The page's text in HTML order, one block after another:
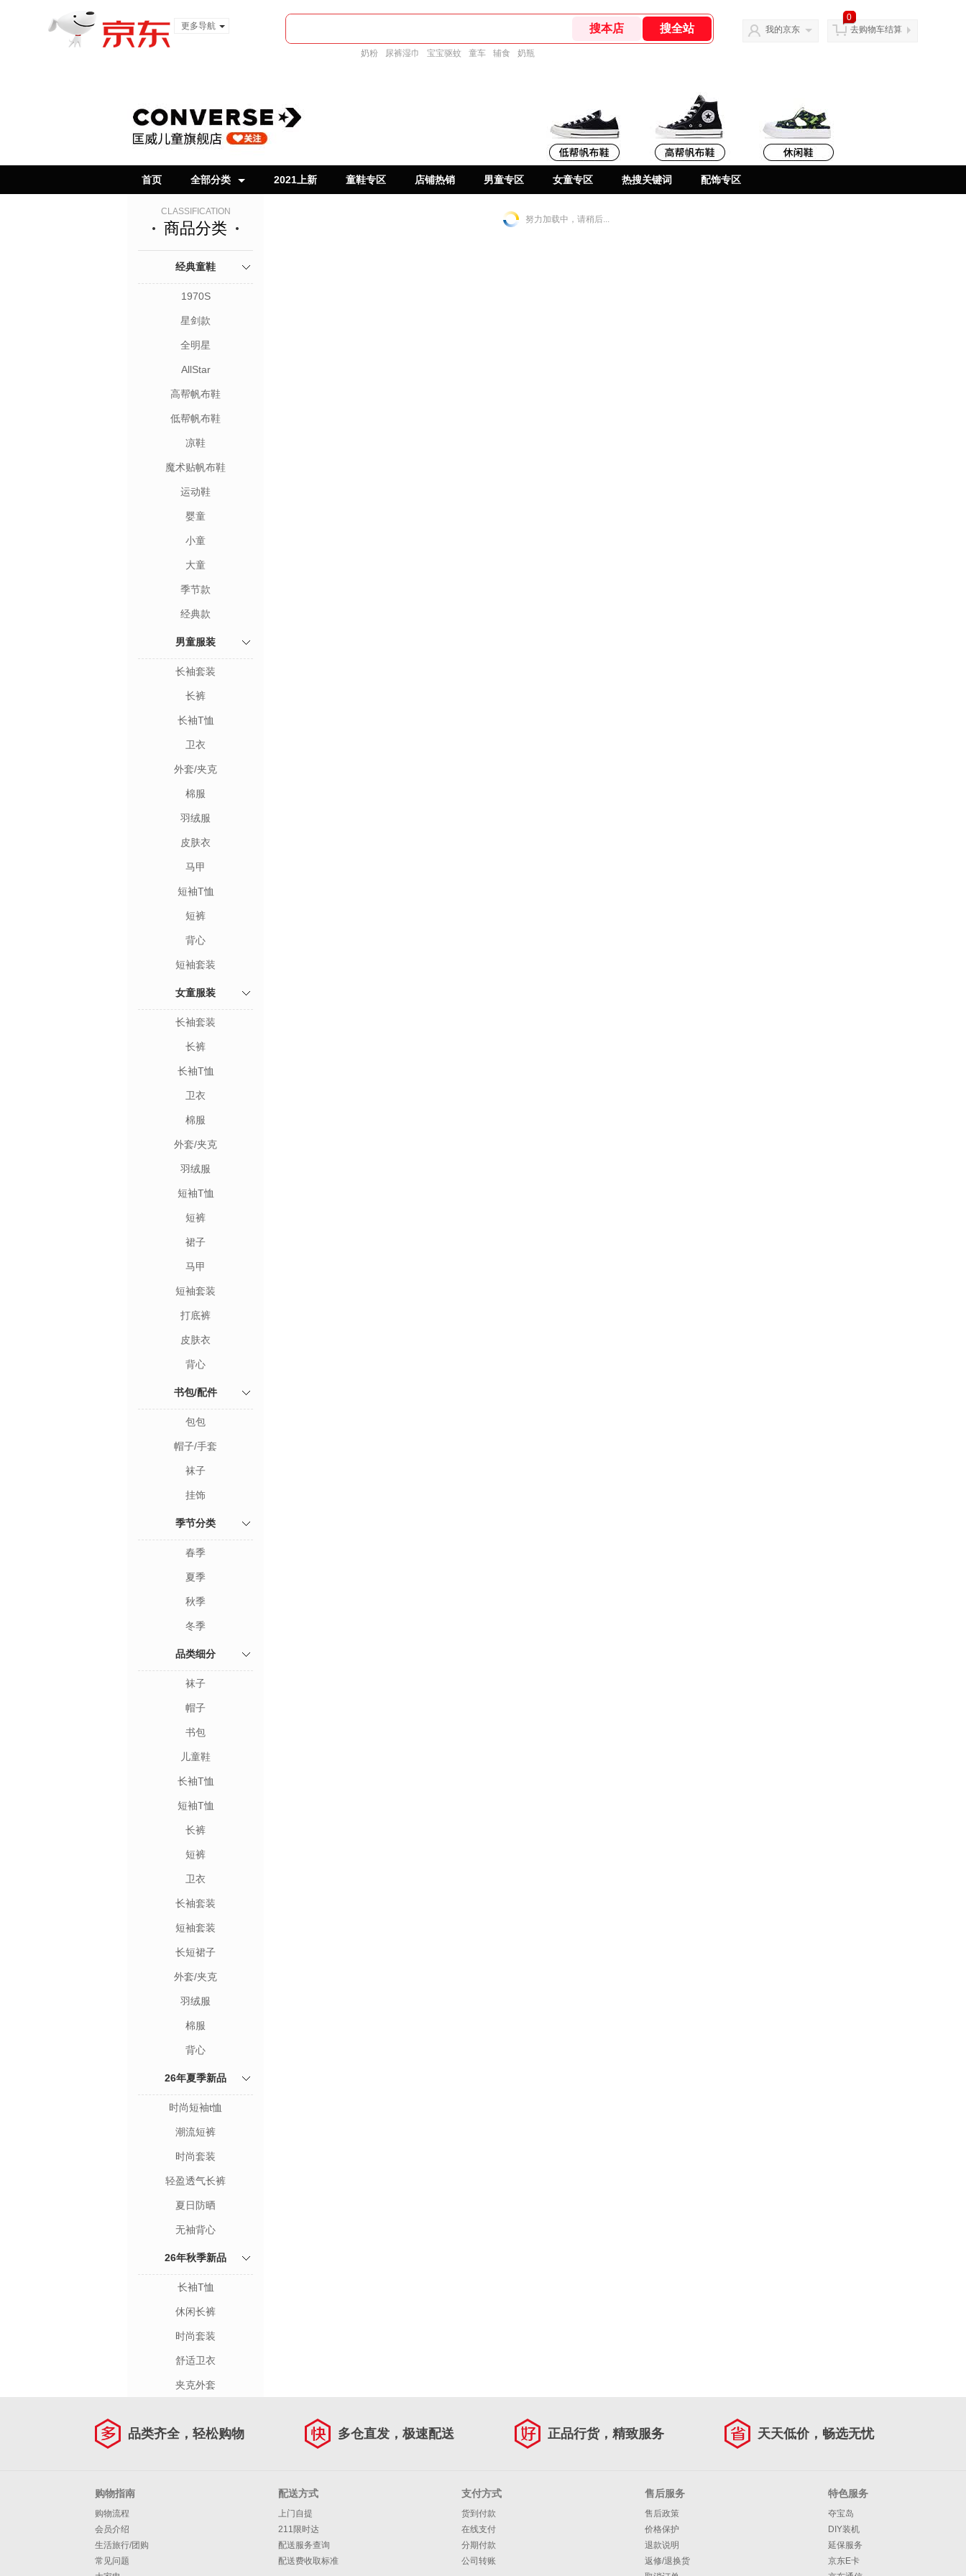
更多导航
奶粉 尿裤湿巾 宝宝驱蚊 童车 辅食 奶瓶
我的京东
0
去购物车结算
首页 全部分类 2021上新 童鞋专区 店铺热销 男童专区 女童专区 热搜关键词 配饰专区
CLASSIFICATION
商品分类
经典童鞋
1970S
星剑款
全明星
AllStar
高帮帆布鞋
低帮帆布鞋
凉鞋
魔术贴帆布鞋
运动鞋
婴童
小童
大童
季节款
经典款
男童服装
长袖套装
长裤
长袖T恤
卫衣
外套/夹克
棉服
羽绒服
皮肤衣
马甲
短袖T恤
短裤
背心
短袖套装
女童服装
长袖套装
长裤
长袖T恤
卫衣
棉服
外套/夹克
羽绒服
短袖T恤
短裤
裙子
马甲
短袖套装
打底裤
皮肤衣
背心
书包/配件
包包
帽子/手套
袜子
挂饰
季节分类
春季
夏季
秋季
冬季
品类细分
袜子
帽子
书包
儿童鞋
长袖T恤
短袖T恤
长裤
短裤
卫衣
长袖套装
短袖套装
长短裙子
外套/夹克
羽绒服
棉服
背心
26年夏季新品
时尚短袖t恤
潮流短裤
时尚套装
轻盈透气长裤
夏日防晒
无袖背心
26年秋季新品
长袖T恤
休闲长裤
时尚套装
舒适卫衣
夹克外套
努力加载中，请稍后...
品类齐全，轻松购物 多仓直发，极速配送 正品行货，精致服务 天天低价，畅选无忧
购物指南
购物流程
会员介绍
生活旅行/团购
常见问题
配送方式
上门自提
211限时达
配送服务查询
配送费收取标准
支付方式
货到付款
在线支付
分期付款
公司转账
售后服务
售后政策
价格保护
退款说明
返修/退换货
特色服务
夺宝岛
DIY装机
延保服务
京东E卡